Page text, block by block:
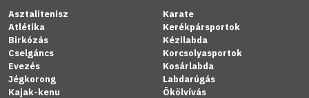
Asztalitenisz
Atlétika
Birkózás
Cselgáncs
Evezés
Jégkorong
Kajak-kenu
Karate
Kerékpársportok
Kézilabda
Korcsolyasportok
Kosárlabda
Labdarúgás
Ökölvívás